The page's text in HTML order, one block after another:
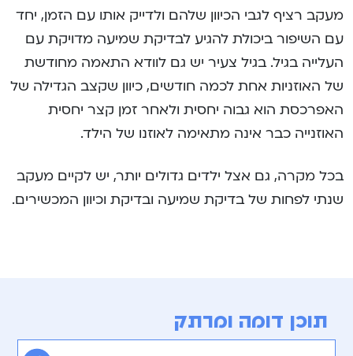
מעקב רציף לגבי הכיוון שלהם ולדייק אותו עם הזמן, יחד
עם השיפור ביכולת להגיע לבדיקת שמיעה מדויקת עם
העלייה בגיל. בגיל צעיר יש גם לוודא התאמה מחודשת
של האוזניות אחת לכמה חודשים, כיוון שקצב הגדילה של
האפרכסת הוא גבוה יחסית ולאחר זמן קצר יחסית
האוזנייה כבר אינה מתאימה לאוזנו של הילד.
בכל מקרה, גם אצל ילדים גדולים יותר, יש לקיים מעקב
שנתי לפחות של בדיקת שמיעה ובדיקת וכיוון המכשירים.
תוכן דומה ומרתק